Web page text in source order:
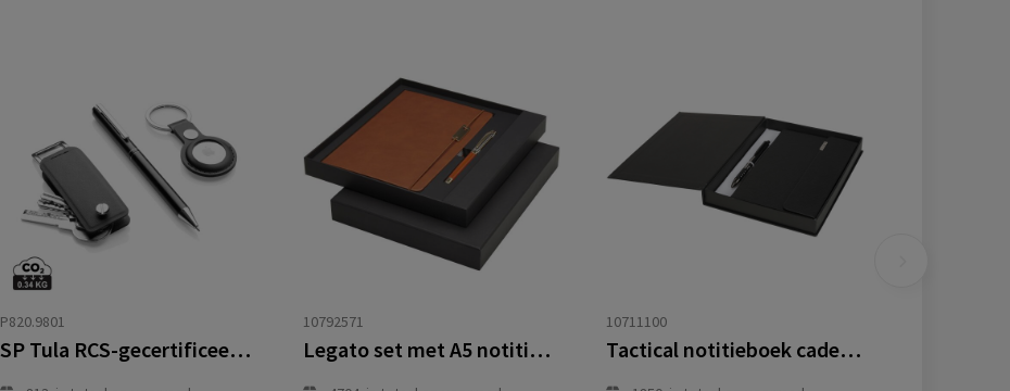
P820.9801
SP Tula RCS-gecertificeerde rPU 3-delige luxe geschenkset
10792571
Legato set met A5 notitieboek en rollerbalpen (blauwe inkt)
10711100
Tactical notitieboek cadeauset